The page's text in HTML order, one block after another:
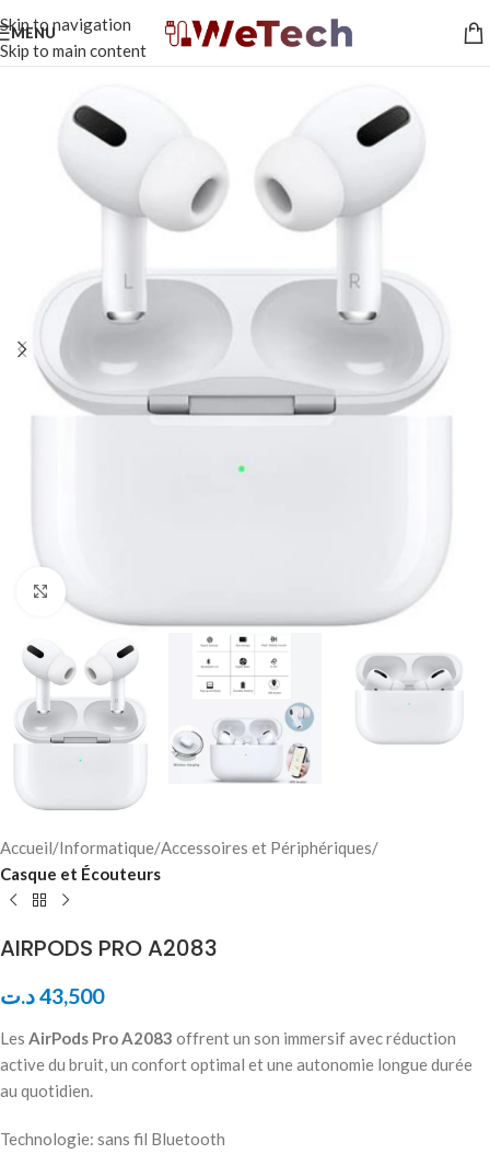
Skip to navigation
Skip to main content
MENU
Accueil Informatique Accessoires et Périphériques
Casque et Écouteurs
AIRPODS PRO A2083
43,500د.ت
Les AirPods Pro A2083 offrent un son immersif avec réduction
active du bruit, un confort optimal et une autonomie longue durée
au quotidien.
Technologie: sans fil Bluetooth